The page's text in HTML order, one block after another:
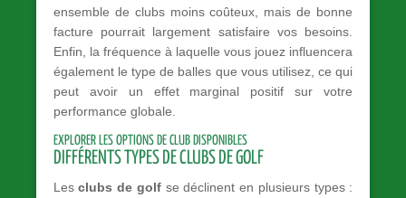
ensemble de clubs moins coûteux, mais de bonne
facture pourrait largement satisfaire vos besoins.
Enfin, la fréquence à laquelle vous jouez influencera
également le type de balles que vous utilisez, ce qui
peut avoir un effet marginal positif sur votre
performance globale.
EXPLORER LES OPTIONS DE CLUB DISPONIBLES
DIFFÉRENTS TYPES DE CLUBS DE GOLF
Lesclubs de golfse déclinent en plusieurs types :